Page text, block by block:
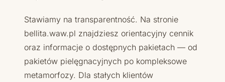
Stawiamy na transparentność. Na stronie
bellita.waw.pl znajdziesz orientacyjny cennik
oraz informacje o dostępnych pakietach — od
pakietów pielęgnacyjnych po kompleksowe
metamorfozy. Dla stałych klientów